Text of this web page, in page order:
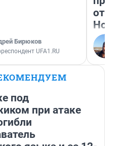
Бирюков
UFA1.RU
под
при атаке